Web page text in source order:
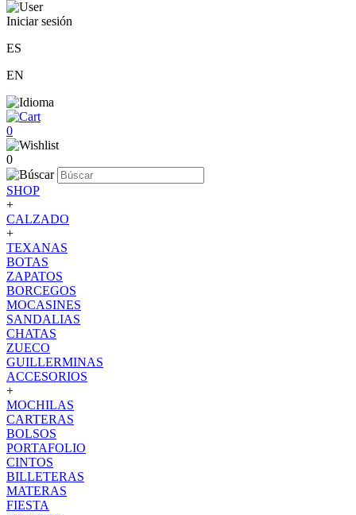
Iniciar sesión
ES
EN
0
0
SHOP
+
CALZADO
+
TEXANAS
BOTAS
ZAPATOS
BORCEGOS
MOCASINES
SANDALIAS
CHATAS
ZUECO
GUILLERMINAS
ACCESORIOS
+
MOCHILAS
CARTERAS
BOLSOS
PORTAFOLIO
CINTOS
BILLETERAS
MATERAS
FIESTA